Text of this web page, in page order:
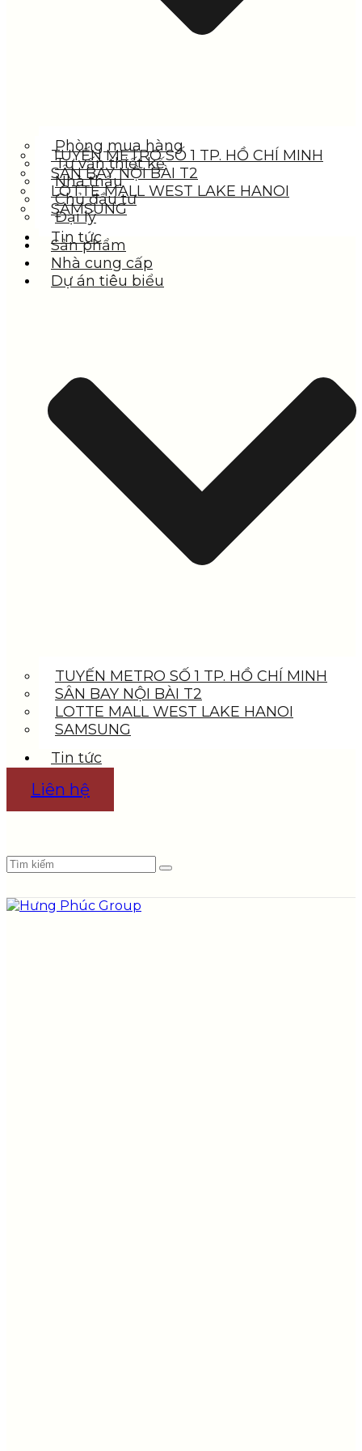
TUYẾN METRO SỐ 1 TP. HỒ CHÍ MINH
SÂN BAY NỘI BÀI T2
LOTTE MALL WEST LAKE HANOI
SAMSUNG
Tin tức
Phòng mua hàng
Tư vấn thiết kế
Nhà thầu
Chủ đầu tư
Đại lý
Sản phẩm
Nhà cung cấp
Dự án tiêu biểu
TUYẾN METRO SỐ 1 TP. HỒ CHÍ MINH
SÂN BAY NỘI BÀI T2
LOTTE MALL WEST LAKE HANOI
SAMSUNG
Tin tức
Liên hệ